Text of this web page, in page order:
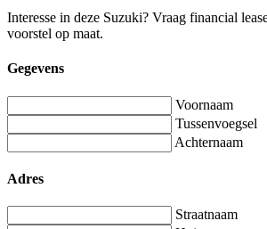
Interesse in deze Suzuki? Vraag financial
voorstel op maat.
Gegevens
Voornaam
Tussenvoegsel
Achternaam
Adres
Straatnaam